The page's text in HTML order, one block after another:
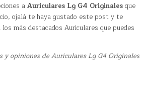
aAuriculares Lg G4 Originalesque
ojalá te haya gustado este post y te
más destacados Auriculares que puedes
y opiniones de Auriculares Lg G4 Originales